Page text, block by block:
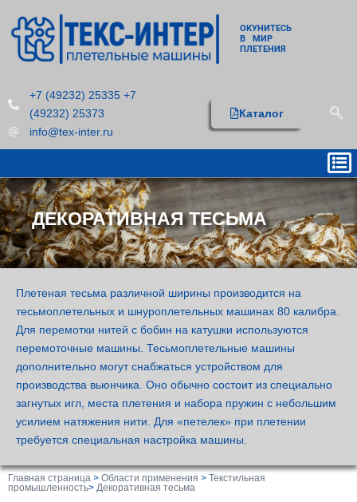
ОКУНИТЕСЬ
В МИР
ПЛЕТЕНИЯ
+7 (49232) 25335 +7
(49232) 25373
info@tex-inter.ru
Каталог
ДЕКОРАТИВНАЯ ТЕСЬМА
Плетеная тесьма различной ширины производится на
тесьмоплетельных и шнуроплетельных машинах 80 калибра.
Для перемотки нитей с бобин на катушки используются
перемоточные машины. Тесьмоплетельные машины
дополнительно могут снабжаться устройством для
производства вьюнчика. Оно обычно состоит из специально
загнутых игл, места плетения и набора пружин с небольшим
усилием натяжения нити. Для «петелек» при плетении
требуется специальная настройка машины.
Главная страница > Области применения > Текстильная
промышленность> Декоративная тесьма